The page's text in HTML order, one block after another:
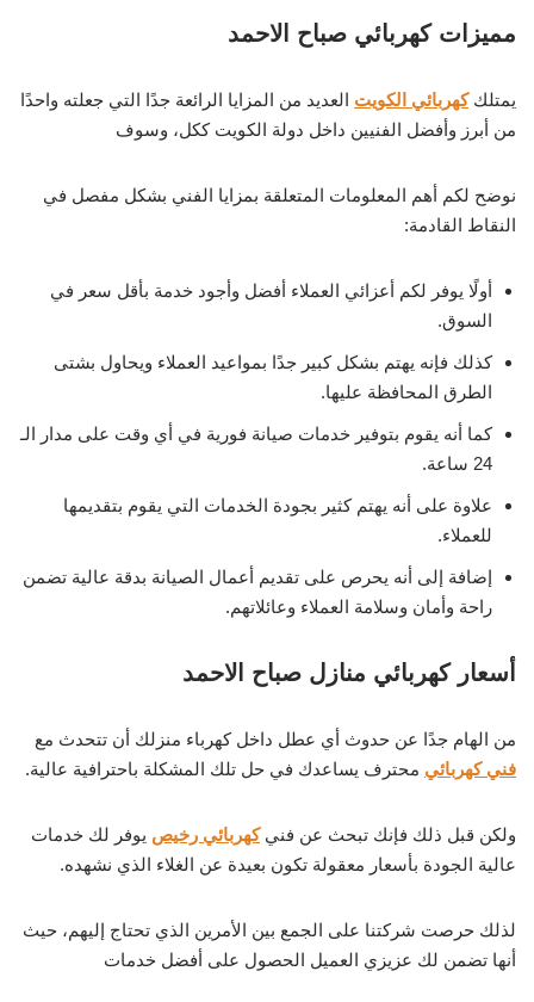
مميزات كهربائي صباح الاحمد
يمتلككهربائي الكويت العديد من المزايا الرائعة جدًا التي جعلته واحدًا
من أبرز وأفضل الفنيين داخل دولة الكويت ككل، وسوف
نوضح لكم أهم المعلومات المتعلقة بمزايا الفني بشكل مفصل في
النقاط القادمة:
أولًا يوفر لكم أعزائي العملاء أفضل وأجود خدمة بأقل سعر في
السوق.
كذلك فإنه يهتم بشكل كبير جدًا بمواعيد العملاء ويحاول بشتى
الطرق المحافظة عليها.
كما أنه يقوم بتوفير خدمات صيانة فورية في أي وقت على مدار الـ
24 ساعة.
علاوة على أنه يهتم كثير بجودة الخدمات التي يقوم بتقديمها
للعملاء.
إضافة إلى أنه يحرص على تقديم أعمال الصيانة بدقة عالية تضمن
راحة وأمان وسلامة العملاء وعائلاتهم.
أسعار كهربائي منازل صباح الاحمد
من الهام جدًا عن حدوث أي عطل داخل كهرباء منزلك أن تتحدث مع
فني كهربائي محترف يساعدك في حل تلك المشكلة باحترافية عالية.
ولكن قبل ذلك فإنك تبحث عن فنيكهربائي رخيص يوفر لك خدمات
عالية الجودة بأسعار معقولة تكون بعيدة عن الغلاء الذي نشهده.
لذلك حرصت شركتنا على الجمع بين الأمرين الذي تحتاج إليهم، حيث
أنها تضمن لك عزيزي العميل الحصول على أفضل خدمات